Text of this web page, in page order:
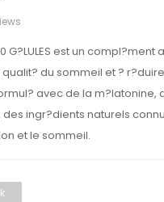
30 G?LULES est un
du sommeil et ?
avec de la m?latonine,
des ingr?dients naturels
et le sommeil.